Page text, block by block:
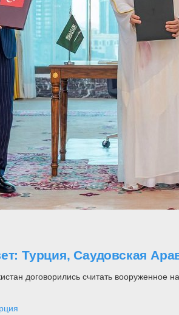
Турция, Саудовская
договорились считать вооруженное